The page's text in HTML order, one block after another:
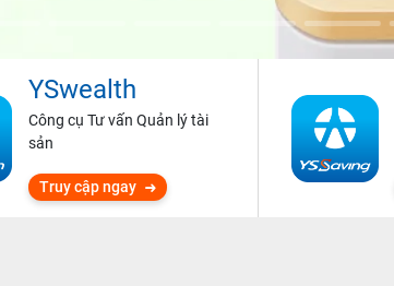
YSwealth
Công cụ Tư vấn Quản lý tài
sản
Truy cập ngay